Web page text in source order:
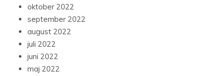
oktober 2022
september 2022
august 2022
juli 2022
juni 2022
maj 2022